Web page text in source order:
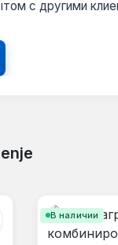
с другими
В наличии